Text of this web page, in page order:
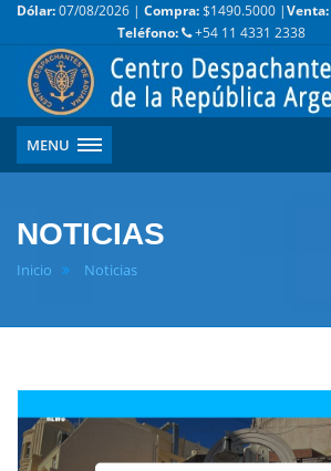
Dólar:07/08/2026 | Compra:$1490.5000 |Venta:
Teléfono:
+54 11 4331 2338
MENU
NOTICIAS
Inicio Noticias